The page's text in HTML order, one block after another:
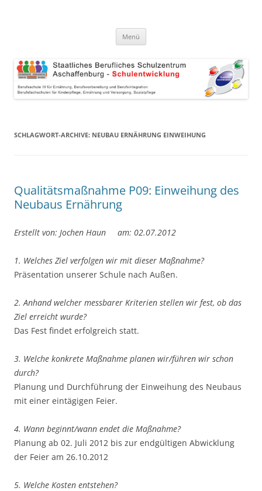
Menü
SCHLAGWORT-ARCHIVE: NEUBAU ERNÄHRUNG EINWEIHUNG
Qualitätsmaßnahme P09: Einweihung des
Neubaus Ernährung
Erstellt von: Jochen Haun am: 02.07.2012
1. Welches Ziel verfolgen wir mit dieser Maßnahme?
Präsentation unserer Schule nach Außen.
2. Anhand welcher messbarer Kriterien stellen wir fest, ob das
Ziel erreicht wurde?
Das Fest findet erfolgreich statt.
3. Welche konkrete Maßnahme planen wir/führen wir schon
durch?
Planung und Durchführung der Einweihung des Neubaus
mit einer eintägigen Feier.
4. Wann beginnt/wann endet die Maßnahme?
Planung ab 02. Juli 2012 bis zur endgültigen Abwicklung
der Feier am 26.10.2012
5. Welche Kosten entstehen?